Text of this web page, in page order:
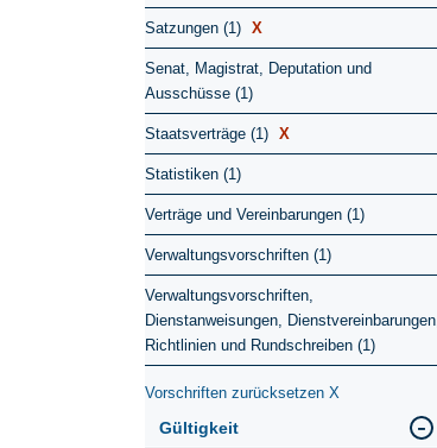
Satzungen (1) X
Senat, Magistrat, Deputation und
Ausschüsse (1)
Staatsverträge (1) X
Statistiken (1)
Verträge und Vereinbarungen (1)
Verwaltungsvorschriften (1)
Verwaltungsvorschriften,
Dienstanweisungen, Dienstvereinbarungen,
Richtlinien und Rundschreiben (1)
Vorschriften zurücksetzen X
Gültigkeit